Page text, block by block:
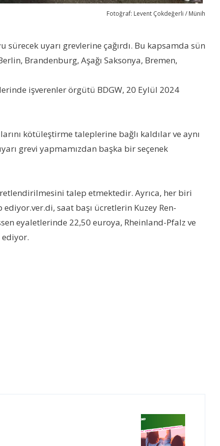
Fotoğraf: Levent Çokdeğerli / Münih
sürecek uyarı grevlerine çağırdı. Bu kapsamda sün
Brandenburg, Aşağı Saksonya, Bremen,
işverenler örgütü BDGW, 20 Eylül 2024
kötüleştirme taleplerine bağlı kaldılar ve aynı
grevi yapmamızdan başka bir seçenek
talep etmektedir. Ayrıca, her biri
saat başı ücretlerin Kuzey Ren-
eyaletlerinde 22,50 euroya, Rheinland-Pfalz ve